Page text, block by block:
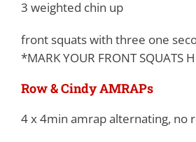
3 weighted chin up
front squats with three one
*MARK YOUR FRONT SQUATS
Row & Cindy AMRAPs
4 x 4min amrap alternating, no